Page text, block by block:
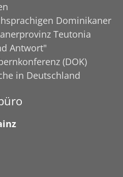
Dominikaner
Teutonia
Antwort"
(DOK)
in Deutschland